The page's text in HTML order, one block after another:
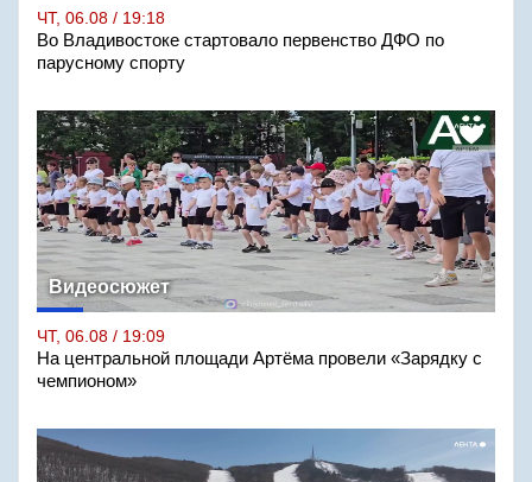
ЧТ, 06.08 / 19:18
Во Владивостоке стартовало первенство ДФО по
парусному спорту
Видеосюжет
ЧТ, 06.08 / 19:09
На центральной площади Артёма провели «Зарядку с
чемпионом»